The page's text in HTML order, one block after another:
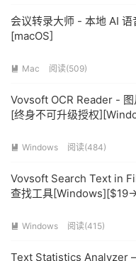
会议转录大师 - 本地 AI 语
[macOS]
 Mac 阅读(509)
Vovsoft OCR Reader -
[终身不可升级授权
 Windows 阅读(484)
Vovsoft Search Text in
查找工具
 Windows 阅读(415)
Text Statistics Analyzer